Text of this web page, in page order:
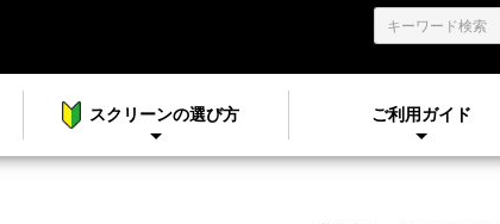
スクリーンの選び方 ご利用ガイド